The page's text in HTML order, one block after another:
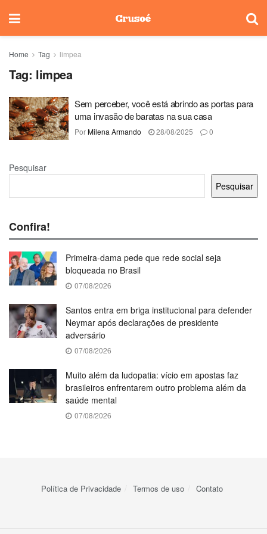
Home Tag limpea
Tag: limpea
Sem perceber, você está abrindo as portas para
uma invasão de baratas na sua casa
PorMilena Armando 28/08/2025 0
Pesquisar
Pesquisar
Confira!
Primeira-dama pede que rede social seja
bloqueada no Brasil
07/08/2026
Santos entra em briga institucional para defender
Neymar após declarações de presidente
adversário
07/08/2026
Muito além da ludopatia: vício em apostas faz
brasileiros enfrentarem outro problema além da
saúde mental
07/08/2026
Política de Privacidade Termos de uso Contato